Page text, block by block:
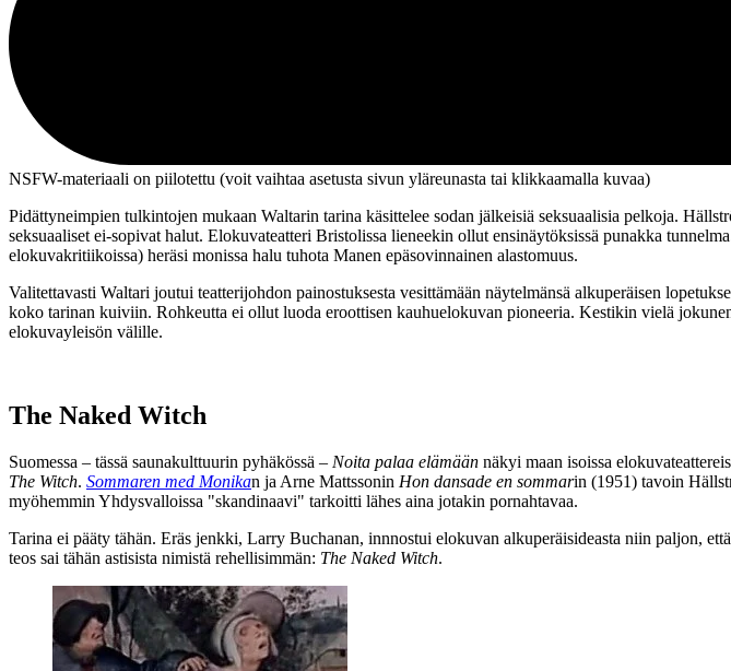
NSFW-materiaali on piilotettu (voit vaihtaa asetusta sivun ylä­reunasta tai klikkaamalla kuvaa)
Pidättyneimpien tulkintojen mukaan Waltarin tarina käsittelee sodan jälkeisiä seksuaalisia pelkoja.
seksuaaliset ei‑sopivat halut. Elokuvateatteri Bristolissa lieneekin ollut ensinäytöksissä punakka
elokuvakritiikoissa) heräsi monissa halu tuhota Manen epäsovinnainen alastomuus.
Valitettavasti Waltari joutui teatterijohdon painostuksesta vesittämään näytelmänsä alkuperäisen
koko tarinan kuiviin. Rohkeutta ei ollut luoda eroottisen kauhuelokuvan pioneeria. Kestikin vielä
elokuvayleisön välille.
The Naked Witch
Suomessa – tässä saunakulttuurin pyhäkössä – Noita palaa elämään näkyi maan isoissa
The Witch. Sommaren med Monikan ja Arne Mattssonin Hon dansade en sommarin (1951) tavoin
myöhemmin Yhdysvalloissa "skandinaavi" tarkoitti lähes aina jotakin pornahtavaa.
Tarina ei pääty tähän. Eräs jenkki, Larry Buchanan, innnostui elokuvan alkuperäisideasta niin paljon,
teos sai tähän astisista nimistä rehellisimmän: The Naked Witch.